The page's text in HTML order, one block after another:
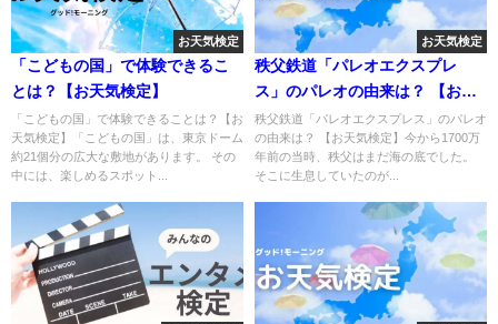
お天気検定
「こどもの国」で体験できるこ
とは？【お天気検定】
「こどもの国」で体験できることは？【お
天気検定】「こどもの国」は、東京ドーム
約21個分の広大な敷地があります。 その
中には、楽しめるスポット...
お天気検定
秩父鉄道「パレオエクスプレ
ス」のパレオの由来は？ 【お天
気検定】
秩父鉄道「パレオエクスプレス」のパレオ
の由来は？ 【お天気検定】今から1700万
年前の当時、秩父はまだ海の底でした。
そこに生息していたのが...